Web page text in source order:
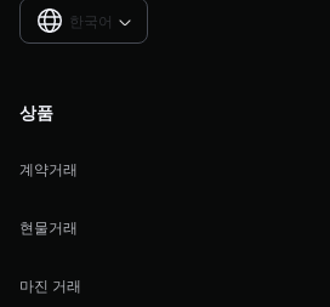
한국어 
상품
계약거래
현물거래
마진 거래